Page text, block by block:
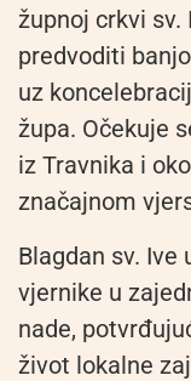
župnoj crkvi
predvoditi
uz
župa. Očekuje
iz Travnika i
značajnom
Blagdan sv. Ive
vjernike u
nade,
život lokalne